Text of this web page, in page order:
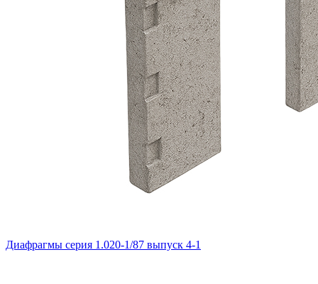
Диафрагмы серия 1.020-1/87 выпуск 4-1